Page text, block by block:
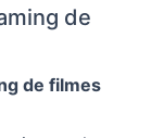
de
de filmes